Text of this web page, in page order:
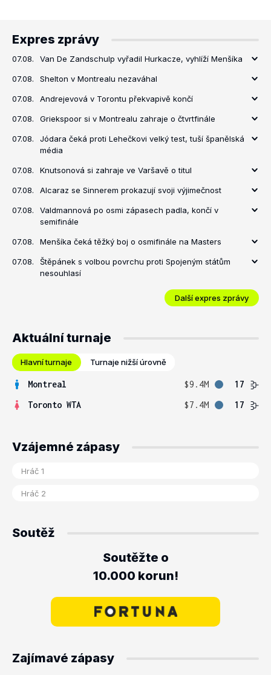
Expres zprávy
07.08. Van De Zandschulp vyřadil Hurkacze, vyhlíží Menšíka
07.08. Shelton v Montrealu nezaváhal
07.08. Andrejevová v Torontu překvapivě končí
07.08. Griekspoor si v Montrealu zahraje o čtvrtfinále
07.08.
Jódara čeká proti Lehečkovi velký test, tuší španělská
média
07.08. Knutsonová si zahraje ve Varšavě o titul
07.08. Alcaraz se Sinnerem prokazují svoji výjimečnost
07.08.
Valdmannová po osmi zápasech padla, končí v
semifinále
07.08. Menšíka čeká těžký boj o osmifinále na Masters
07.08.
Štěpánek s volbou povrchu proti Spojeným státům
nesouhlasí
Další expres zprávy
Aktuální turnaje
Hlavní turnaje Turnaje nižší úrovně
Montreal $9.4M
17
Toronto WTA
$7.4M 17
Vzájemné zápasy
Soutěž
Soutěžte o
10.000 korun!
Zajímavé zápasy